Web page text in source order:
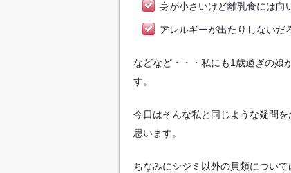
身が小さいけど離乳食には向
アレルギーが出たりしないだ
などなど・・・私にも1歳過ぎの娘
す。
今日はそんな私と同じような疑問
思います。
ちなみにシジミ以外の貝類につい